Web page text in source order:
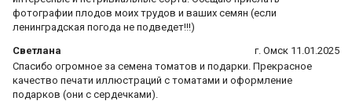
фотографии плодов моих трудов и ваших семян (если
ленинградская погода не подведет!!!)
Светлана
г. Омск 11.01.2025
Спасибо огромное за семена томатов и подарки. Прекрасное
качество печати иллюстраций с томатами и оформление
подарков (они с сердечками).